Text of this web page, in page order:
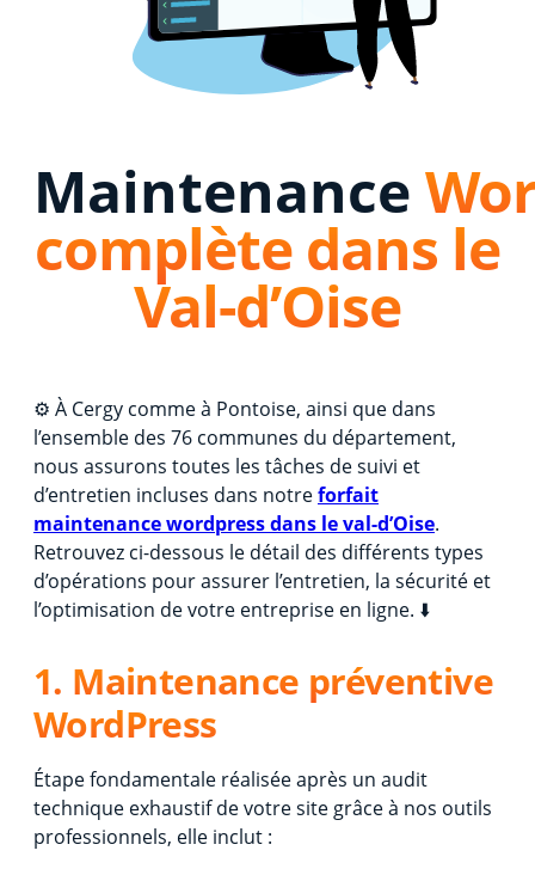
Maintenance
complète dans le
Val-d’Oise
⚙️ À Cergy comme à Pontoise, ainsi que dans
l’ensemble des 76 communes du département,
nous assurons toutes les tâches de suivi et
d’entretien incluses dans notreforfait
maintenance wordpress dans le val-d’Oise.
Retrouvez ci-dessous le détail des différents types
d’opérations pour assurer l’entretien, la sécurité et
l’optimisation de votre entreprise en ligne. ⬇️
1. Maintenance préventive
WordPress
Étape fondamentale réalisée après un audit
technique exhaustif de votre site grâce à nos outils
professionnels, elle inclut :